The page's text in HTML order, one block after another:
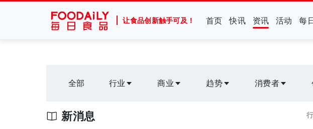
让食品创新触手可及！ 首页 快讯 资讯 活动 每
全部 行业 商业 趋势 消费者
新消息